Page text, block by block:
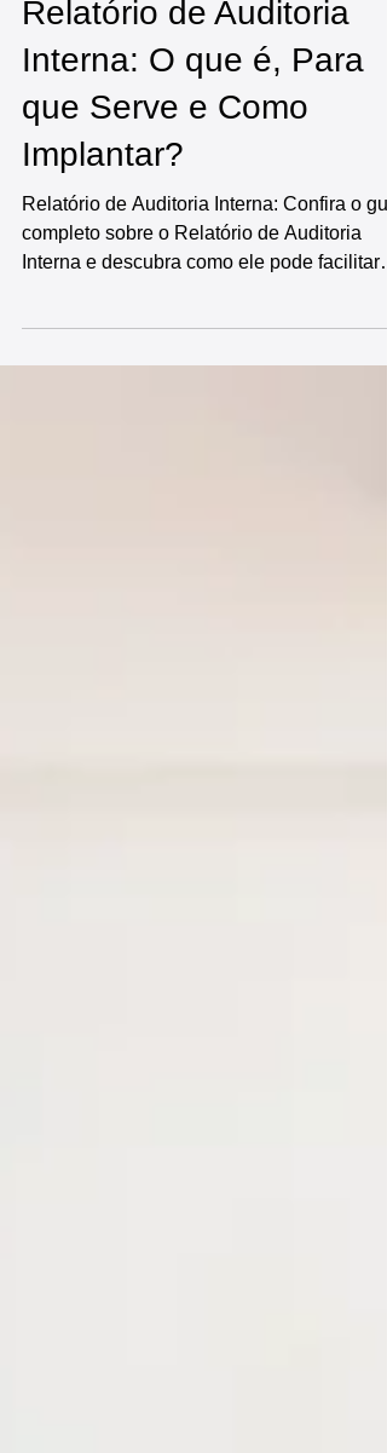
Relatório de Auditoria
Interna: O que é, Para
que Serve e Como
Implantar?
Relatório de Auditoria Interna: Confira o
completo sobre o Relatório de Auditoria
seu dia a dia e ajudar na sua gestão. O
relatório de auditoria interna é uma